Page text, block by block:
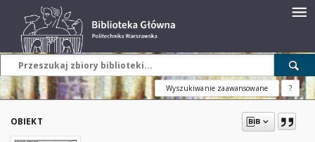
Wyszukiwanie zaawansowane ?
OBIEKT